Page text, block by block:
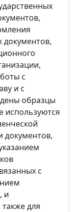
с
и с
образцы
используются
документов,
с
и
для